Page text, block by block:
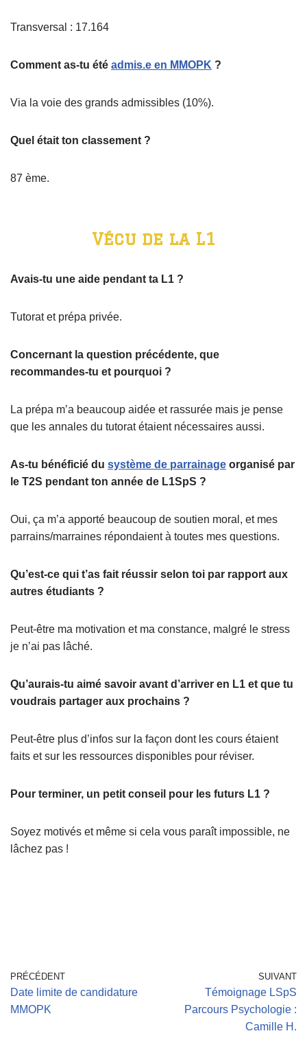
Transversal : 17.164
Comment as-tu été admis.e en MMOPK ?
Via la voie des grands admissibles (10%).
Quel était ton classement ?
87 ème.
Vécu de la L1
Avais-tu une aide pendant ta L1 ?
Tutorat et prépa privée.
Concernant la question précédente, que
recommandes-tu et pourquoi ?
La prépa m’a beaucoup aidée et rassurée mais je pense
que les annales du tutorat étaient nécessaires aussi.
As-tu bénéficié du système de parrainage organisé par
le T2S pendant ton année de L1SpS ?
Oui, ça m’a apporté beaucoup de soutien moral, et mes
parrains/marraines répondaient à toutes mes questions.
Qu’est-ce qui t’as fait réussir selon toi par rapport aux
autres étudiants ?
Peut-être ma motivation et ma constance, malgré le stress
je n’ai pas lâché.
Qu’aurais-tu aimé savoir avant d’arriver en L1 et que tu
voudrais partager aux prochains ?
Peut-être plus d’infos sur la façon dont les cours étaient
faits et sur les ressources disponibles pour réviser.
Pour terminer, un petit conseil pour les futurs L1 ?
Soyez motivés et même si cela vous paraît impossible, ne
lâchez pas !
PRÉCÉDENT
Date limite de candidature
MMOPK
SUIVANT
Témoignage LSpS
Parcours Psychologie :
Camille H.